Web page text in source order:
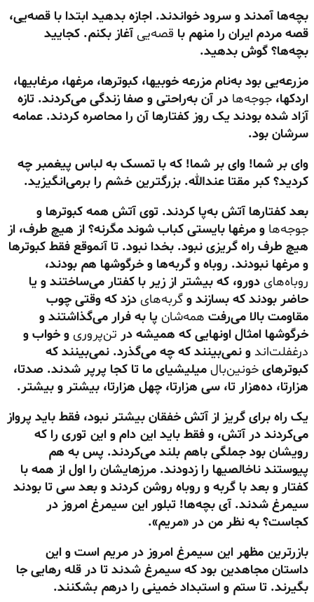
بچه‌ها آمدند و سرود خواندند. اجازه بدهید ابتدا با قصه‌یی،
قصه مردم ایران را منهم با قصه‌یی آغاز بکنم. کجایید
بچه‌ها؟ گوش بدهید.
مزرعه‌یی بود به‌نام مزرعه خوبیها، کبوترها، مرغها، مرغابیها،
اردکها، جوجه‌ها در آن به‌راحتی و صفا زندگی می‌کردند. تازه
آزاد شده بودند یک روز کفتارها آن را محاصره کردند. عمامه
سرشان بود.
وای بر شما! وای بر شما! که با تمسک به لباس پیغمبر چه
کردید؟ کبر مقتا عندالله. بزرگترین خشم را برمی‌انگیزید.
بعد کفتارها آتش به‌پا کردند. توی آتش همه کبوترها و
جوجه‌ها و مرغها بایستی کباب شوند مگرنه؟ از هیچ طرف، از
هیچ طرف راه گریزی نبود. بخدا نبود. تا آنموقع فقط کبوترها
و مرغها نبودند. روباه و گربه‌ها و خرگوشها هم بودند،
روباه‌های دورو، که بیشتر از زیر با کفتار می‌ساختند و یا
حاضر بودند که بسازند و گربه‌های دزد که وقتی چوب
مقاومت بالا می‌رفت همه‌شان پا به فرار می‌گذاشتند و
خرگوشها امثال اونهایی که همیشه در تن‌پروری و خواب و
درغفلت‌اند و نمی‌بینند که چه می‌گذرد. نمی‌بینند که
کبوترهای خونین‌بال میلیشیای ما تا کجا پرپر شدند. صدتا،
هزارتا، ده‌هزار تا، سی هزارتا، چهل هزارتا، بیشتر و بیشتر.
یک راه برای گریز از آتش خفقان بیشتر نبود، فقط باید پرواز
می‌کردند در آتش، و فقط باید این دام و این توری را که
رویشان بود جملگی باهم بلند می‌کردند. پس به هم
پیوستند ناخالصیها را زدودند. مرزهایشان را اول از همه با
کفتار و بعد با گربه و روباه روشن کردند و بعد سی تا بودند
سیمرغ شدند. آی بچه‌ها! تبلور این سیمرغ امروز در
کجاست؟ به نظر من در «مریم».
بازرترین مظهر این سیمرغ امروز در مریم است و این
داستان مجاهدین بود که سیمرغ شدند تا در قله رهایی جا
بگیرند. تا ستم و استبداد خمینی را درهم بشکنند.